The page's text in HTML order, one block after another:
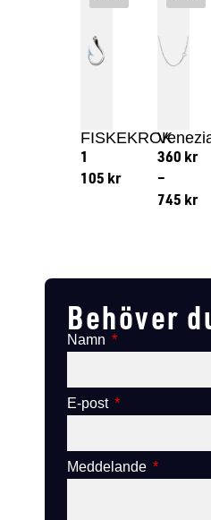
FISKEKROK
1
105 kr
360 kr
–
745 kr
Behöver
Namn
E-post
Meddelande